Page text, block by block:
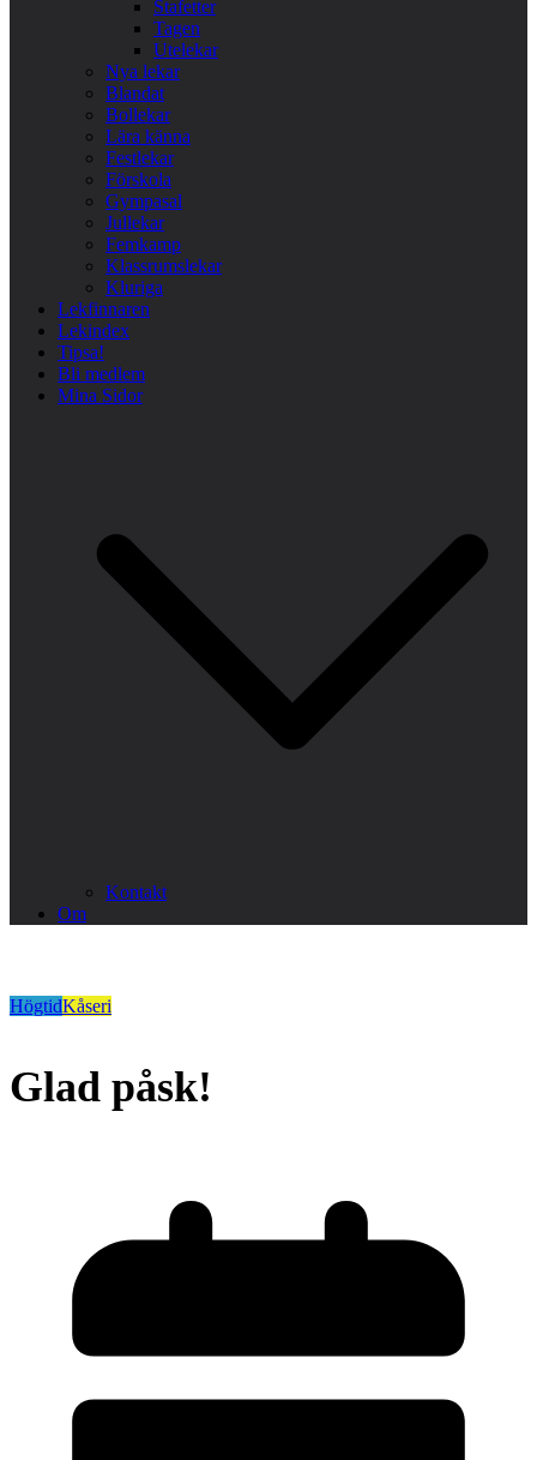
Stafetter
Tagen
Utelekar
Nya lekar
Blandat
Bollekar
Lära känna
Festlekar
Förskola
Gympasal
Jullekar
Femkamp
Klassrumslekar
Kluriga
Lekfinnaren
Lekindex
Tipsa!
Bli medlem
Mina Sidor
Kontakt
Om
HögtidKåseri
Glad påsk!